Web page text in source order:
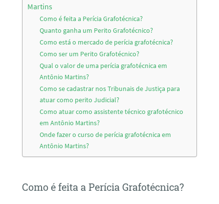
Martins
Como é feita a Perícia Grafotécnica?
Quanto ganha um Perito Grafotécnico?
Como está o mercado de perícia grafotécnica?
Como ser um Perito Grafotécnico?
Qual o valor de uma perícia grafotécnica em
Antônio Martins?
Como se cadastrar nos Tribunais de Justiça para
atuar como perito Judicial?
Como atuar como assistente técnico grafotécnico
em Antônio Martins?
Onde fazer o curso de perícia grafotécnica em
Antônio Martins?
Como é feita a Perícia Grafotécnica?